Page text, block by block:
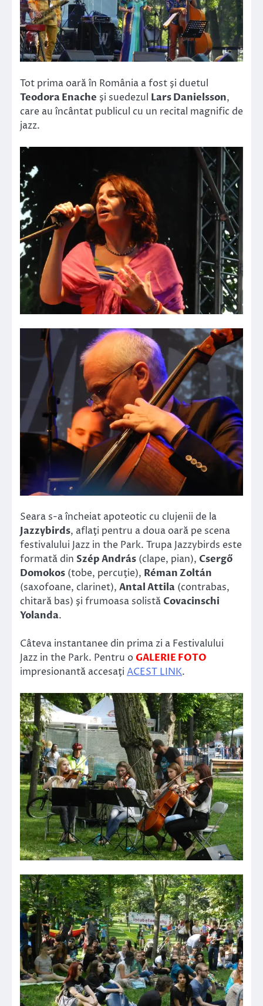
Tot prima oară în România a fost şi duetul
Teodora Enache şi suedezul Lars Danielsson,
care au încântat publicul cu un recital magnific de
jazz.
Seara s-a încheiat apoteotic cu clujenii de la
Jazzybirds, aflaţi pentru a doua oară pe scena
festivalului Jazz in the Park. Trupa Jazzybirds este
formată din Szép András (clape, pian), Csergő
Domokos (tobe, percuţie), Réman Zoltán
(saxofoane, clarinet), Antal Attila (contrabas,
chitară bas) şi frumoasa solistă Covacinschi
Yolanda.
Câteva instantanee din prima zi a Festivalului
Jazz in the Park. Pentru oGALERIE FOTO
impresionantă accesaţi ACEST LINK.